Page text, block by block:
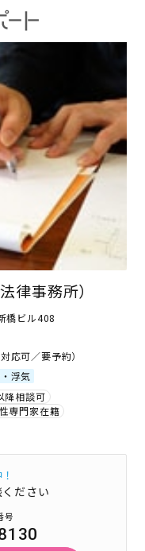
律事務所）
橋ビル408
応可／要予約）
浮気
降相談可
専門家在籍
ださい
号